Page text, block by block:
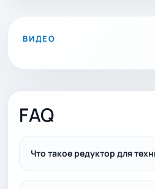
ВИДЕО
ВОСПРОИЗВЕСТИ ВИДЕО
FAQ
Что такое редуктор для